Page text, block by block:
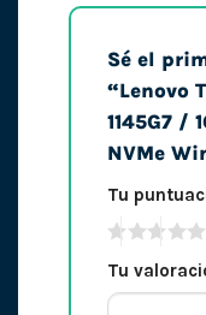
Sé el
“Lenovo
1145G7 /
NVMe
Tu
Tu